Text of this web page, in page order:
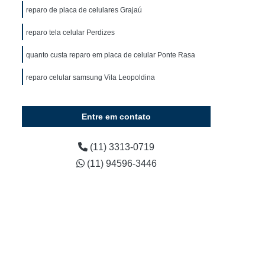
Curso Manutenção e Conserto de Celular
Curso Técnico de Conserto de Celular
Curso de Manutenção de Celular Presencial
Manutenção de Celular Presencial
Curso para Manutenção de Celular
Curso Técnico Manutenção de Celular
de Celular
Celular
reparo de placa de celulares Grajaú
reparo tela celular Perdizes
quanto custa reparo em placa de celular Ponte Rasa
reparo celular samsung Vila Leopoldina
Entre em contato
(11) 3313-0719
(11) 94596-3446